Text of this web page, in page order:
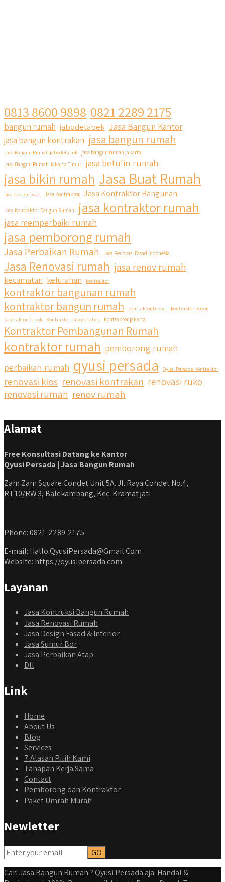
0813 8600 9898 0821 2289 2175
bangun rumah jabodetabek Jasa Bangun Kantor
jasa bangun kontrakan jasa bangun rumah
Jasa Bangun Rumah jabodetabek
jasa bangun rumah jakarta
Jasa Bangun Rumah Jakarta Timur
jasa betulin rumah
jasa bikin rumah Jasa Buat Rumah
jasa design fasad Jasa Kontraktor Jasa Kontraktor Bangunan
Jasa Kontraktor Bangun Rumah jasa kontraktor rumah
jasa memperbaiki rumah
jasa pemborong rumah
Jasa Perbaikan Rumah Jasa Renovasi Fasad Indonesia
Jasa Renovasi rumah jasa renov rumah
kecamatan kelurahan kontraktor
kontraktor bangunan rumah
kontraktor bangun rumah
kontraktor bekasi
kontraktor bogor
kontraktor depok
Kontraktor Jabodetabek kontraktor jakarta
Kontraktor Pembangunan Rumah
kontraktor rumah pemborong rumah
perbaikan rumah qyusi persada Qyusi Persada Kontraktor
renovasi kios renovasi kontrakan renovasi ruko
renovasi rumah renov rumah
Alamat
Free Konsultasi Datang ke Kantor
Qyusi Persada | Jasa Bangun Rumah
Zam Zam Square Condet Unit 5A. Jl. Raya Condet No.4,
RT.10/RW.3, Balekambang, Kec. Kramat jati
Phone: 0821-2289-2175
E-mail: Hallo.QyusiPersada@Gmail.Com
Website: https://qyusipersada.com
Layanan
Jasa Kontruksi Bangun Rumah
Jasa Renovasi Rumah
Jasa Design Fasad & Interior
Jasa Sumur Bor
Jasa Perbaikan Atap
Dll
Link
Home
About Us
Blog
Services
7 Alasan Pilih Kami
Tahapan Kerja Sama
Contact
Pemborong dan Kontraktor
Paket Umrah Murah
Newletter
Cari Jasa Bangun Rumah ? Qyusi Persada aja. Handal &